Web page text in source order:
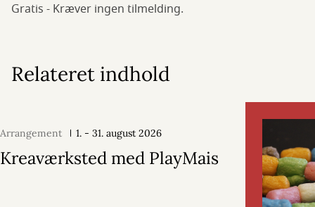
Gratis - Kræver ingen tilmelding.
Relateret indhold
Arrangement 1. - 31. august 2026
Kreaværksted med PlayMais